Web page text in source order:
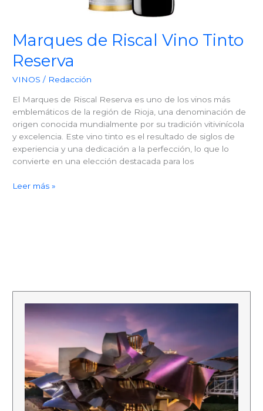
Marques de Riscal Vino Tinto
Reserva
VINOS / Redacción
El Marques de Riscal Reserva es uno de los vinos más
emblemáticos de la región de Rioja, una denominación de
origen conocida mundialmente por su tradición vitivinícola
y excelencia. Este vino tinto es el resultado de siglos de
experiencia y una dedicación a la perfección, lo que lo
convierte en una elección destacada para los
Marques
Leer más »